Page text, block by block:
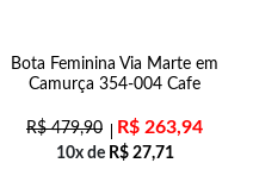
Bota Feminina Via Marte em
Camurça 354-004 Cafe
R$479,90 R$ 263,94
10x de R$27,71